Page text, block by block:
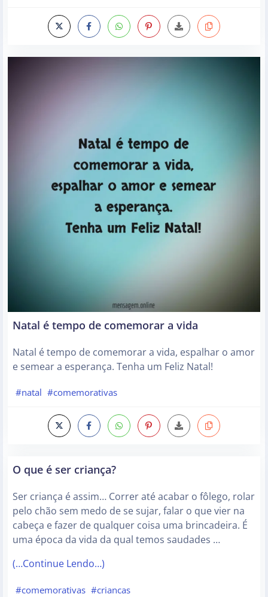
Natal é tempo de comemorar a vida
Natal é tempo de comemorar a vida, espalhar o amor
e semear a esperança. Tenha um Feliz Natal!
#natal #comemorativas
O que é ser criança?
Ser criança é assim… Correr até acabar o fôlego, rolar
pelo chão sem medo de se sujar, falar o que vier na
cabeça e fazer de qualquer coisa uma brincadeira. É
uma época da vida da qual temos saudades …
(…Continue Lendo…)
#comemorativas #criancas